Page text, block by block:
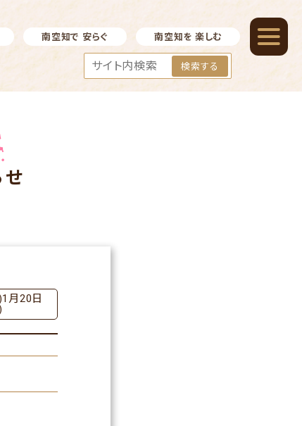
南空知で 安らぐ 南空知を 楽しむ
検索する
月20日